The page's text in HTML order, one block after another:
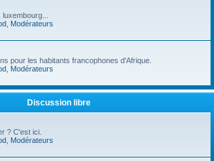
Modérateurs
pour les habitants francophones d'Afrique.
Modérateurs
Discussion libre
? C'est ici.
Modérateurs